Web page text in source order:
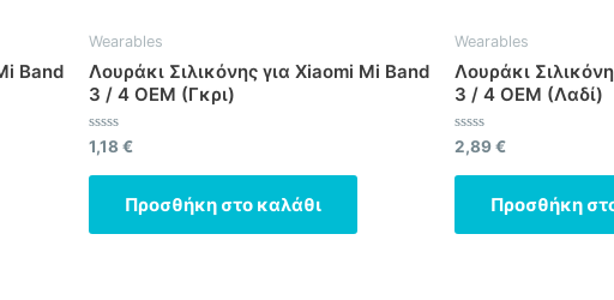
Band
Wearables
Λουράκι Σιλικόνης για Xiaomi Mi Band
3 / 4 OEM (Γκρι)
Βαθμολογήθηκε
με
0
1,18€
Προσθήκη στο καλάθι
Wearables
Λουράκι
3 / 4 OEM (Λαδί)
Βαθμολογήθηκε
με
0
2,89€
Προσθήκη